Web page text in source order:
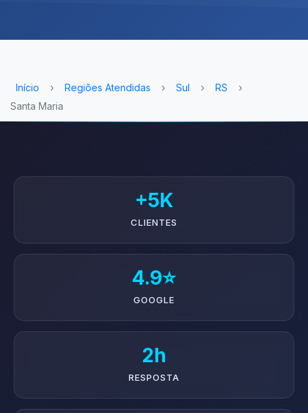
Início › Regiões Atendidas › Sul › RS
›
Santa Maria
+5K
CLIENTES
4.9⭐
GOOGLE
2h
RESPOSTA